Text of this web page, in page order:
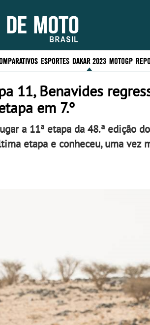
ESPORTES DAKAR 2023 MOTOGP
11, Benavides
em 7.º
a 11ª etapa da 48.ª edição
etapa e conheceu, uma vez